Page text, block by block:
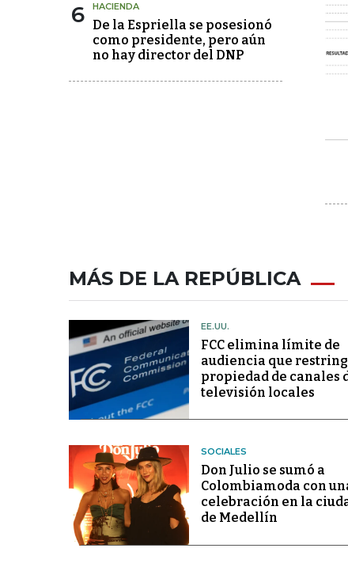
6 HACIENDA
De la Espriella se posesionó
como presidente, pero aún
no hay director del DNP
MÁS DE LA REPÚBLICA
EE.UU.
FCC elimina límite de
audiencia que
propiedad de canales
televisión locales
SOCIALES
Don Julio se sumó a
Colombiamoda con
celebración en la
de Medellín